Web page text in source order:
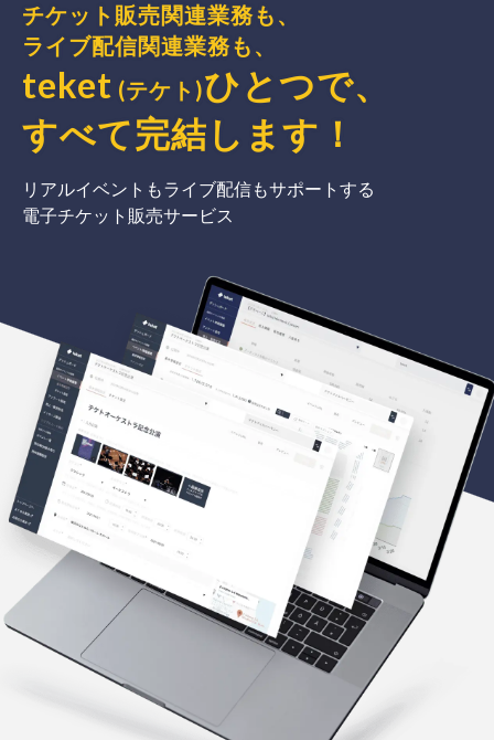
チケット販売関連業務も、
ライブ配信関連業務も、
teket (テケト)ひとつで、
すべて完結 します ！
リアルイベントもライブ配信もサポートする
電子チケット販売サービス